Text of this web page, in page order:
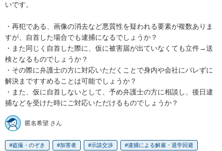
いです。
・再犯である、画像の消去など悪質性を疑われる要素が複数ありま
すが、自首した場合でも逮捕になるでしょうか？
・また同じく自首した際に、仮に被害届が出ていなくても立件→送
検となるものでしょうか？
・その際に弁護士の方に対応いただくことで身内や会社にバレずに
解決まですすめることは可能でしょうか？
・また、仮に自首しないとして、予め弁護士の方に相談し、後日逮
捕などを受けた時にご対応いただけるものでしょうか？
匿名希望 さん
盗撮・のぞき 加害者 示談交渉 逮捕による解雇・退学回避